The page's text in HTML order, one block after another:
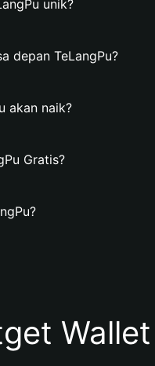
unik?
depan TeLangPu?
akan naik?
Gratis?